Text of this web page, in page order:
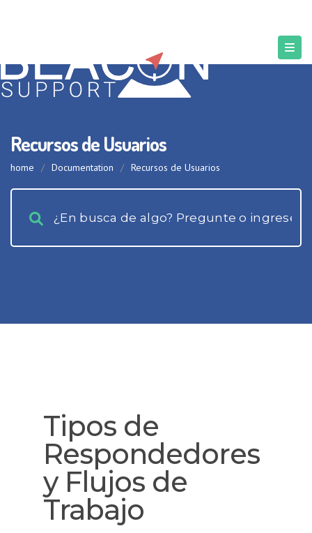
Recursos de Usuarios
home / Documentation / Recursos de Usuarios
Tipos de
Respondedores
y Flujos de
Trabajo